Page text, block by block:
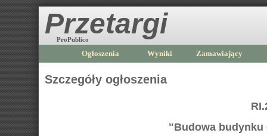
Przetargi
ProPublico
Ogłoszenia Wyniki Zamawiający
Szczegóły ogłoszenia
"Budowa budynku